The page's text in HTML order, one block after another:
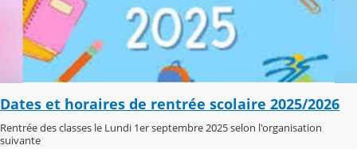
Dates et horaires de rentrée scolaire 2025/2026
Rentrée des classes le Lundi 1er septembre 2025 selon l'organisation
suivante